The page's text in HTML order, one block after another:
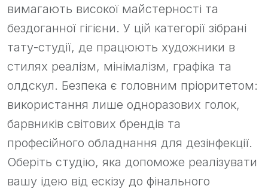
вимагають високої майстерності та
бездоганної гігієни. У цій категорії зібрані
тату-студії, де працюють художники в
стилях реалізм, мінімалізм, графіка та
олдскул. Безпека є головним пріоритетом:
використання лише одноразових голок,
барвників світових брендів та
професійного обладнання для дезінфекції.
Оберіть студію, яка допоможе реалізувати
вашу ідею від ескізу до фінального